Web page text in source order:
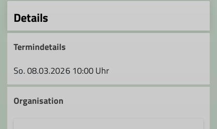
Details
Termindetails
So. 08.03.2026 10:00 Uhr
Organisation